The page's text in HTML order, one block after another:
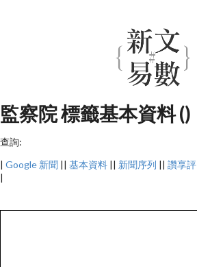
監察院 標籤基本資料 ()
查詢:
| Google 新聞 || 基本資料 || 新聞序列 || 讚享評
|